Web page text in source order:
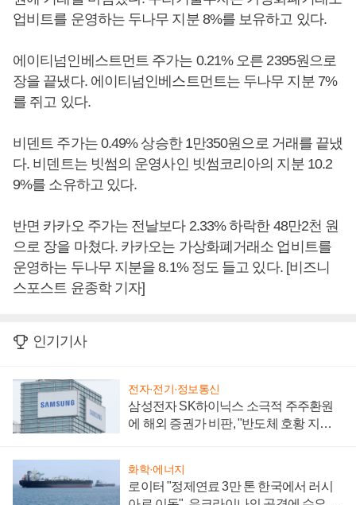
업비트를 운영하는 두나무 지분 8%를 보유하고 있다.
에이티넘인베스트먼트 주가는 0.21% 오른 2395원으로
장을 끝냈다. 에이티넘인베스트먼트는 두나무 지분 7%
를 쥐고 있다.
비덴트 주가는 0.49% 상승한 1만350원으로 거래를 끝냈
다. 비덴트는 빗썸의 운영사인 빗썸코리아의 지분 10.2
9%를 소유하고 있다.
반면 카카오 주가는 전날보다 2.33% 하락한 48만2천 원
으로 장을 마쳤다. 카카오는 가상화폐거래소 업비트를
운영하는 두나무 지분을 8.1% 정도 들고 있다. [비즈니
스포스트 윤종학 기자]
인기기사
전자·전기·정보통신
삼성전자 SK하이닉스 소극적 주주환원
에 해외 증권가 비판, "반도체 호황 지속
화학·에너지
로이터 "정제연료 3만 톤 한국에서 러시